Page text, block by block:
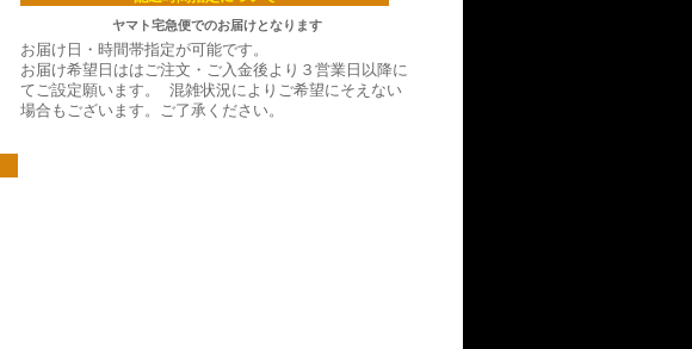
ヤマト宅急便でのお届けとなります
お届け日・時間帯指定が可能です。
お届け希望日ははご注文・ご入金後より３営業日以降に
てご設定願います。 混雑状況によりご希望にそえない
場合もございます。ご了承ください。